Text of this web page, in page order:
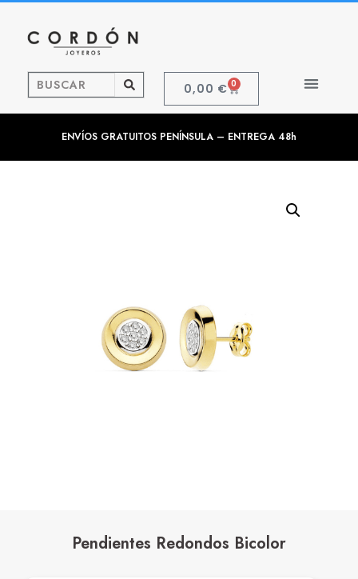
0,00 € 0
ENVÍOS GRATUITOS PENÍNSULA – ENTREGA 48h
Pendientes Redondos Bicolor